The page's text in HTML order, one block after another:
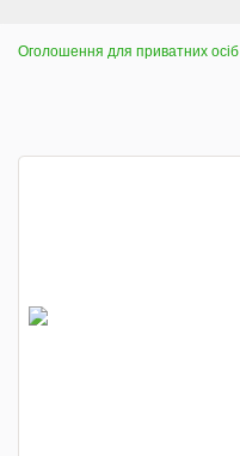
Оголошення для приватних осіб